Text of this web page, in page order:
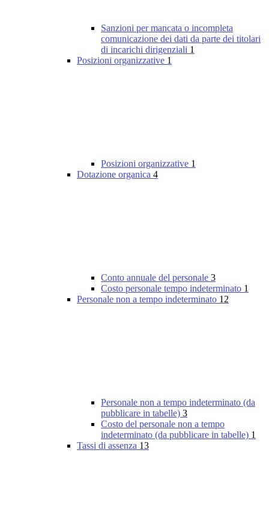
Sanzioni per mancata o incompleta
comunicazione dei dati da parte dei titolari
di incarichi dirigenziali 1
Posizioni organizzative 1
Posizioni organizzative 1
Dotazione organica 4
Conto annuale del personale 3
Costo personale tempo indeterminato 1
Personale non a tempo indeterminato 12
Personale non a tempo indeterminato (da
pubblicare in tabelle) 3
Costo del personale non a tempo
indeterminato (da pubblicare in tabelle) 1
Tassi di assenza 13